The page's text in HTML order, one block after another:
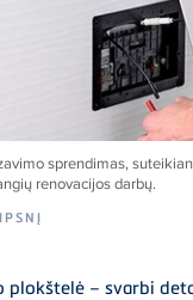
sprendimas,
renovacijos darbų.
plokštelė – svarbi